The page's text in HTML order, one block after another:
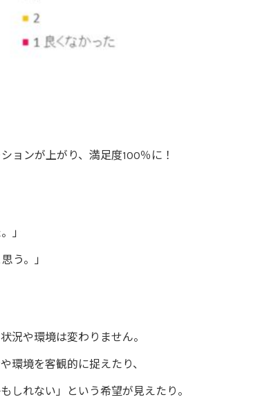
ョンが上がり、満足度100％に！
」
う。」
況や環境は変わりません。
環境を客観的に捉えたり、
しれない」という希望が見えたり。